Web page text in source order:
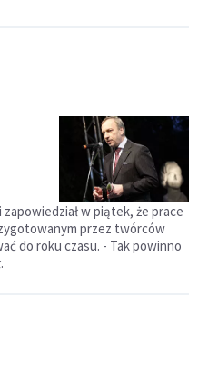
w piątek, że prace
przez twórców
do roku czasu. - Tak powinno